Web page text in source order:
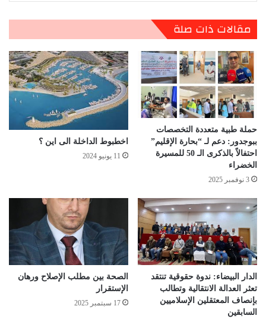
مقالات ذات صلة
حملة طبية متعددة التخصصات
ببوجدور: دعم لـ “بحارة الإقليم”
احتفالاً بالذكرى الـ 50 للمسيرة
الخضراء
3 نوفمبر 2025
اخطبوط الداخلة الى اين ؟
11 يونيو 2024
الدار البيضاء: ندوة حقوقية تنتقد
تعثر العدالة الانتقالية وتطالب
بإنصاف المعتقلين الإسلاميين
السابقين
الصحة بين مطلب الإصلاح ورهان
الإستقرار
17 سبتمبر 2025